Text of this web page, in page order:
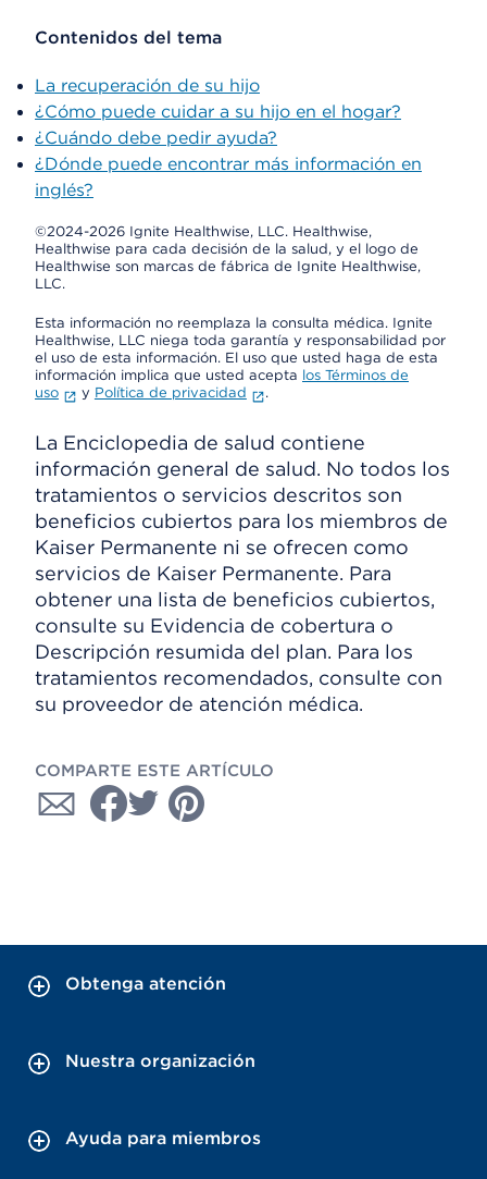
Contenidos del tema
La recuperación de su hijo
¿Cómo puede cuidar a su hijo en el hogar?
¿Cuándo debe pedir ayuda?
¿Dónde puede encontrar más información en
inglés?
©2024-2026 Ignite Healthwise, LLC. Healthwise,
Healthwise para cada decisión de la salud, y el logo de
Healthwise son marcas de fábrica de Ignite Healthwise,
LLC.
Esta información no reemplaza la consulta médica. Ignite
Healthwise, LLC niega toda garantía y responsabilidad por
el uso de esta información. El uso que usted haga de esta
información implica que usted acepta los Términos de
uso
y Política de privacidad .
La Enciclopedia de salud contiene
información general de salud. No todos los
tratamientos o servicios descritos son
beneficios cubiertos para los miembros de
Kaiser Permanente ni se ofrecen como
servicios de Kaiser Permanente. Para
obtener una lista de beneficios cubiertos,
consulte su Evidencia de cobertura o
Descripción resumida del plan. Para los
tratamientos recomendados, consulte con
su proveedor de atención médica.
COMPARTE ESTE ARTÍCULO
Obtenga atención
Nuestra organización
Ayuda para miembros